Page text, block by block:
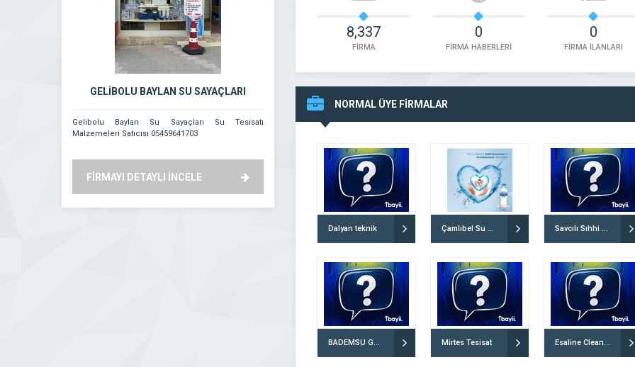
GELİBOLU BAYLAN SU SAYAÇLARI
Gelibolu Baylan Su Sayaçları Su Tesisatı
Malzemeleri Satıcısı 05459641703
FİRMAYI DETAYLI İNCELE
Hasan Dengiz (Didim/Aydın)
FİRMAYI DETAYLI İNCELE
İşletme Adı: Tolga Tesisat Adres: Mareşal
FİRMAYI DETAYLI İNCELE
8,337
FİRMA
0
FİRMA HABERLERİ
0
FİRMA İLANLARI
NORMAL ÜYE FİRMALAR
Dalyan teknik Çamlıbel Su dağıtım Savcılı Sıhhi Tesisat Tıkanıklık Açma & Su Kaçak Tespiti
BADEMSU GÖKTÜRKLER Mirtes Tesisat Esaline Cleanwater Arıtma Technology